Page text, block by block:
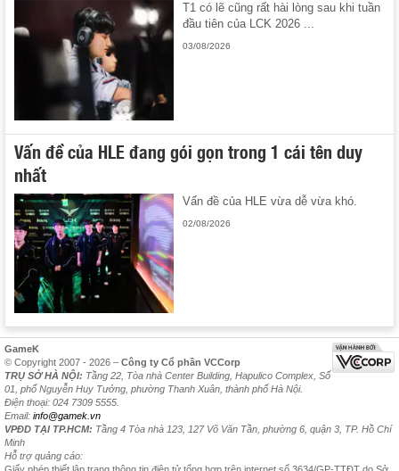
T1 có lẽ cũng rất hài lòng sau khi tuần
đầu tiên của LCK 2026 ...
03/08/2026
Vấn đề của HLE đang gói gọn trong 1 cái tên duy
nhất
Vấn đề của HLE vừa dễ vừa khó.
02/08/2026
GameK
© Copyright 2007 - 2026 – Công ty Cổ phần VCCorp
TRỤ SỞ HÀ NỘI: Tầng 22, Tòa nhà Center Building, Hapulico Complex, Số
01, phố Nguyễn Huy Tưởng, phường Thanh Xuân, thành phố Hà Nội.
Điện thoại: 024 7309 5555.
Email: info@gamek.vn
VPĐD TẠI TP.HCM: Tầng 4 Tòa nhà 123, 127 Võ Văn Tần, phường 6, quận 3, TP. Hồ Chí
Minh
Hỗ trợ quảng cáo: